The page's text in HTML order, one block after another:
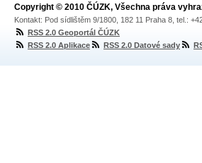
Copyright © 2010 ČÚZK, Všechna práva
Kontakt: Pod sídlištěm 9/1800, 182 11 Praha 8, tel.:
RSS 2.0 Geoportál ČÚZK
RSS 2.0 Aplikace
RSS 2.0 Datové sady